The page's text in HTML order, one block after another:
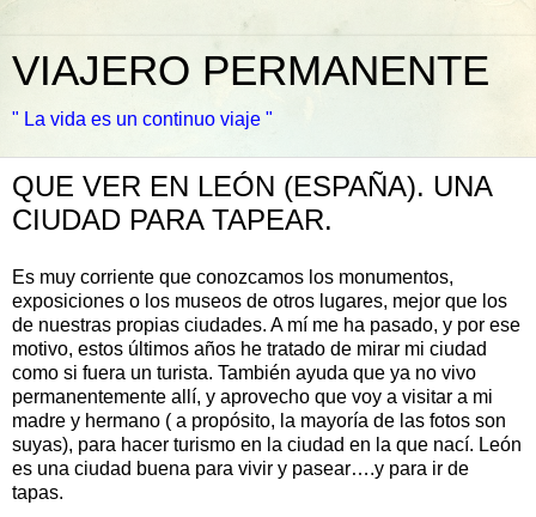
VIAJERO PERMANENTE
" La vida es un continuo viaje "
QUE VER EN LEÓN (ESPAÑA). UNA
CIUDAD PARA TAPEAR.
Es muy corriente que conozcamos los monumentos,
exposiciones o los museos de otros lugares, mejor que los
de nuestras propias ciudades. A mí me ha pasado, y por ese
motivo, estos últimos años he tratado de mirar mi ciudad
como si fuera un turista. También ayuda que ya no vivo
permanentemente allí, y aprovecho que voy a visitar a mi
madre y hermano ( a propósito, la mayoría de las fotos son
suyas), para hacer turismo en la ciudad en la que nací. León
es una ciudad buena para vivir y pasear….y para ir de
tapas.